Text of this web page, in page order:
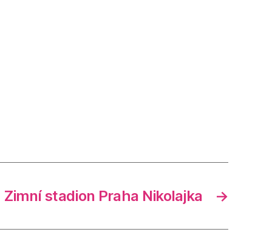
→
Zimní stadion Praha Nikolajka